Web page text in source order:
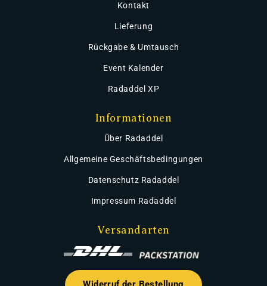
Kontakt
Lieferung
Rückgabe & Umtausch
Event Kalender
Radaddel XP
Informationen
Über Radaddel
Allgemeine Geschäftsbedingungen
Datenschutz Radaddel
Impressum Radaddel
Versandarten